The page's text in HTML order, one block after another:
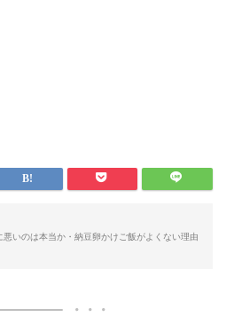
いのは本当か・納豆卵かけご飯がよくない理由